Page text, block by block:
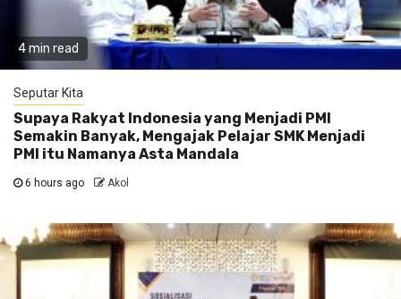
4 min read
Seputar Kita
Supaya Rakyat Indonesia yang Menjadi PMI
Semakin Banyak, Mengajak Pelajar SMK Menjadi
PMI itu Namanya Asta Mandala
6 hours ago Akol